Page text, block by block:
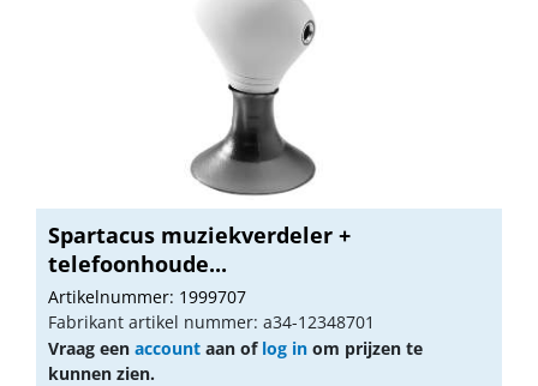
Spartacus muziekverdeler +
telefoonhoude...
Artikelnummer: 1999707
Fabrikant artikel nummer: a34-12348701
Vraag een account aan of log in om prijzen te
kunnen zien.